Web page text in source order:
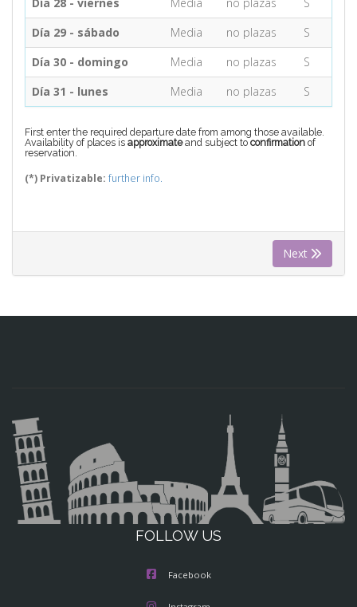
Día 29 - sábado
Media no plazas
S
Día 30 - domingo
Media no plazas
S
Día 31 - lunes
Media no plazas S
First enter the required departure date from among those available.
Availability of places is approximateand subject toconfirmation of
reservation.
(*) Privatizable: further info.
Next
FOLLOW US
Facebook